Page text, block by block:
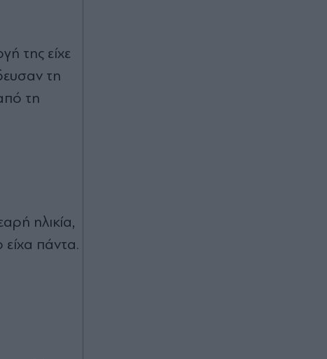
της είχε
τη
τη
ηλικία,
είχα πάντα.